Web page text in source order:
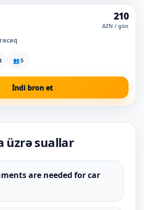
210
AZN / gün
👥5
İndi bron et
üzrə suallar
are needed for car